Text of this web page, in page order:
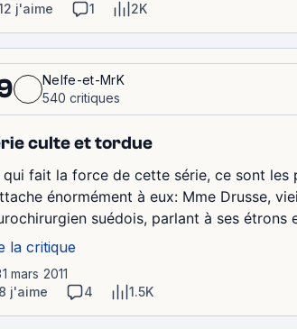
j'aime
1 2K
Nelfe-et-MrK
540 critiques
culte et tordue
qui fait la force de cette série, ce sont les
énormément à eux: Mme Drusse,
suédois, parlant à ses
la critique
mars 2011
8 j'aime
4 1.5K